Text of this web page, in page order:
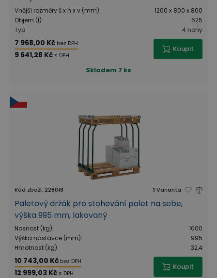
Vnější rozměry š x h x v (mm):
1200 x 800 x 800
Objem (l):
525
Typ: 4 nohy
7 968,00 Kč bez DPH
9 641,28 Kč s DPH
Koupit
Skladem 7 ks
Kód zboží: 228018 1 Varianta
Paletový držák pro stohování palet na sebe,
výška 995 mm, lakovaný
Nosnost (kg):
1000
Výška nástavce (mm):
995
Hmotnost (kg): 32,4
10 743,00 Kč bez DPH
12 999,03 Kč s DPH
Koupit